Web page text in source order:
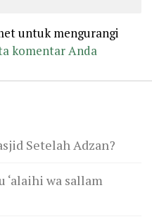
untuk mengurangi
komentar Anda
Setelah Adzan?
‘alaihi wa sallam